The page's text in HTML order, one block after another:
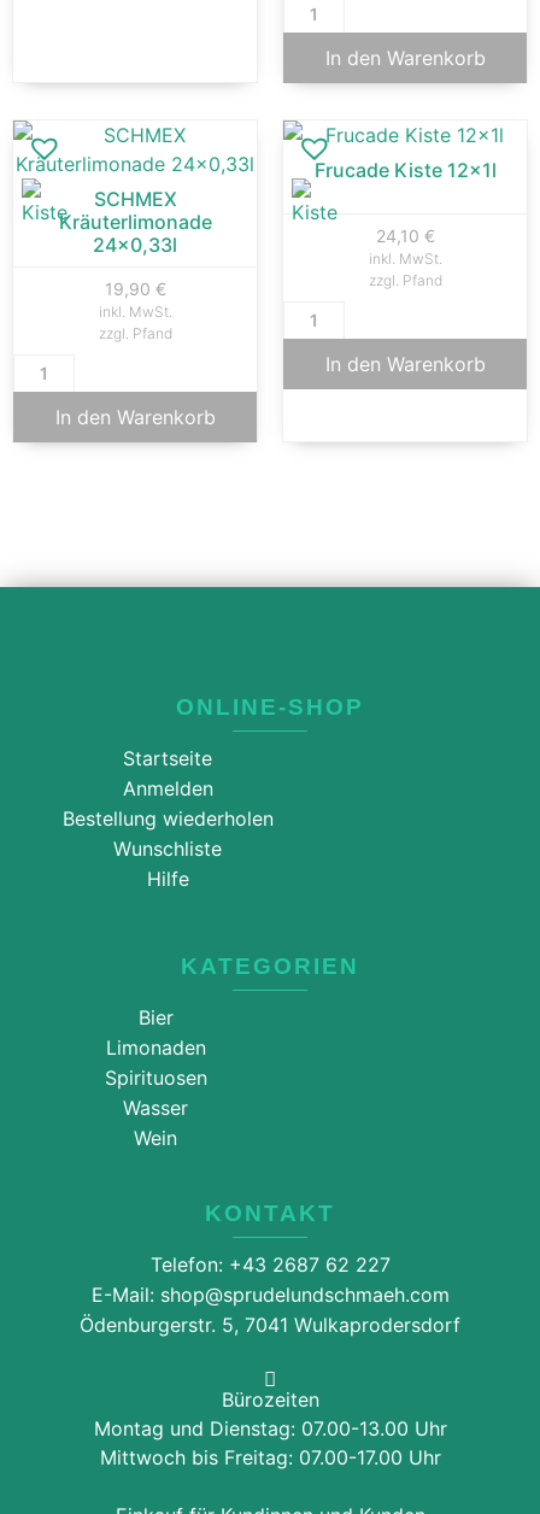
In den Warenkorb
SCHMEX
Kräuterlimonade
24×0,33l
19,90 €
inkl. MwSt.
zzgl. Pfand
In den Warenkorb
Frucade Kiste 12x1l
24,10 €
inkl. MwSt.
zzgl. Pfand
In den Warenkorb
ONLINE-SHOP
Startseite
Anmelden
Bestellung wiederholen
Wunschliste
Hilfe
KATEGORIEN
Bier
Limonaden
Spirituosen
Wasser
Wein
KONTAKT
Telefon: +43 2687 62 227
E-Mail: shop@sprudelundschmaeh.com
Ödenburgerstr. 5, 7041 Wulkaprodersdorf
Bürozeiten
Montag und Dienstag: 07.00-13.00 Uhr
Mittwoch bis Freitag: 07.00-17.00 Uhr